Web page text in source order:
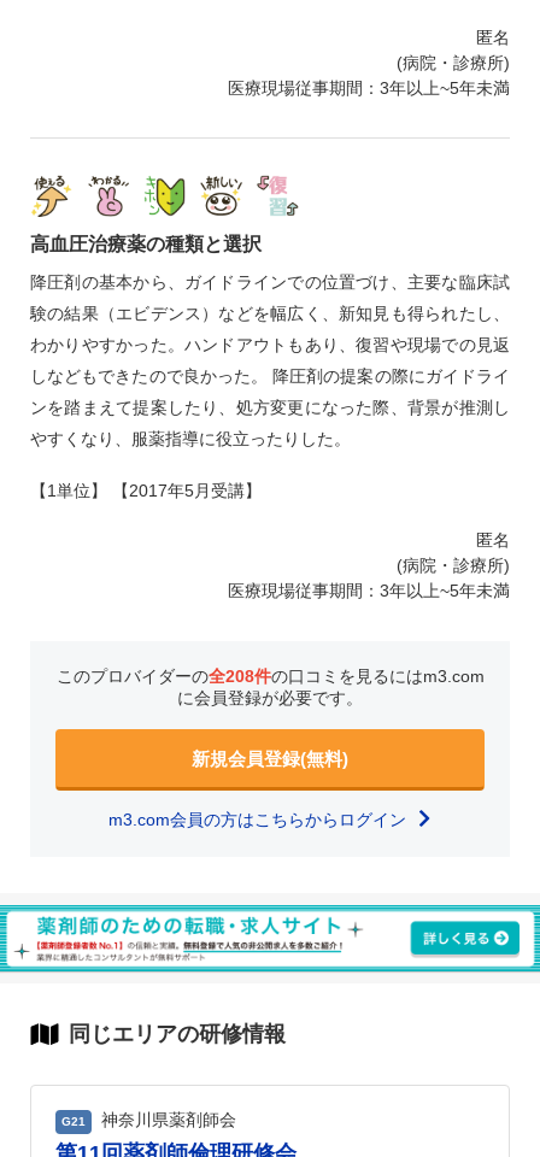
匿名
(病院・診療所)
医療現場従事期間：3年以上~5年未満
高血圧治療薬の種類と選択
降圧剤の基本から、ガイドラインでの位置づけ、主要な臨床試
験の結果（エビデンス）などを幅広く、新知見も得られたし、
わかりやすかった。ハンドアウトもあり、復習や現場での見返
しなどもできたので良かった。 降圧剤の提案の際にガイドライ
ンを踏まえて提案したり、処方変更になった際、背景が推測し
やすくなり、服薬指導に役立ったりした。
【1単位】 【2017年5月受講】
匿名
(病院・診療所)
医療現場従事期間：3年以上~5年未満
このプロバイダーの全208件の口コミを見るにはm3.com
に会員登録が必要です。
新規会員登録(無料)
m3.com会員の方はこちらからログイン
同じエリアの研修情報
G21 神奈川県薬剤師会